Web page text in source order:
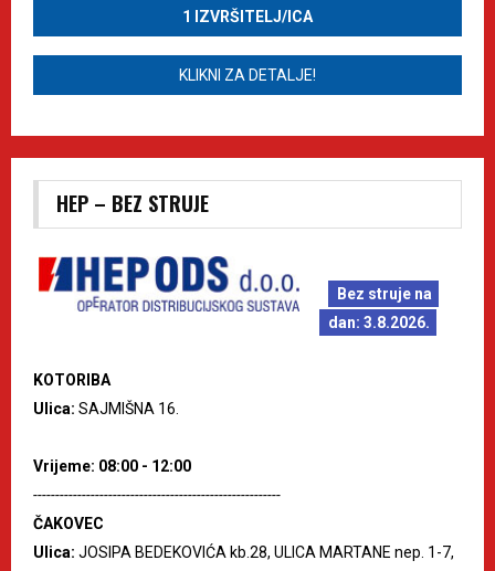
1 IZVRŠITELJ/ICA
KLIKNI ZA DETALJE!
HEP – BEZ STRUJE
Bez struje na
dan: 3.8.2026.
KOTORIBA
Ulica: SAJMIŠNA 16.
Vrijeme: 08:00 - 12:00
--------------------------------------------------------
ČAKOVEC
Ulica: JOSIPA BEDEKOVIĆA kb.28, ULICA MARTANE nep. 1-7,